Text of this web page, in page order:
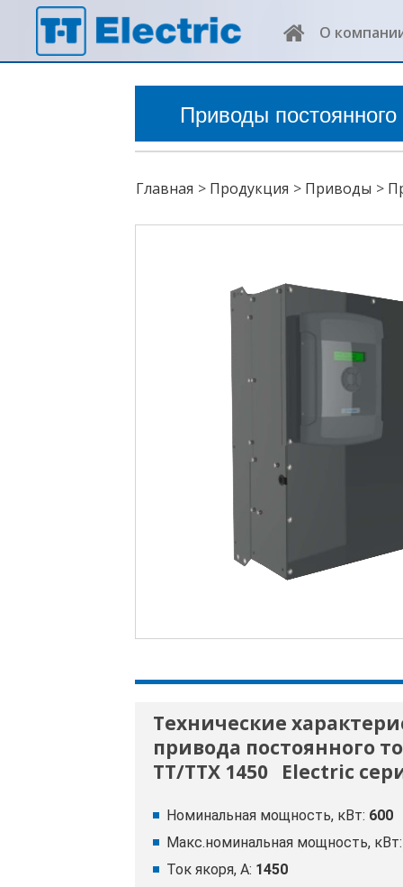
О
Приводы
Главная Продукция Приводы
Технические
привода постоянного
Electric
TT/TTX 1450
Номинальная мощность, кВт: 600
Макс.номинальная мощность,
Ток якоря, A: 1450